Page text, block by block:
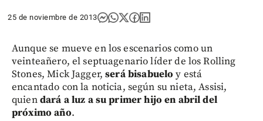
25 de noviembre de 2013
Aunque se mueve en los escenarios como un
veinteañero, el septuagenario líder de los Rolling
Stones, Mick Jagger,será bisabuelo y está
encantado con la noticia, según su nieta, Assisi,
quiendará a luz a su primer hijo en abril del
próximo año.